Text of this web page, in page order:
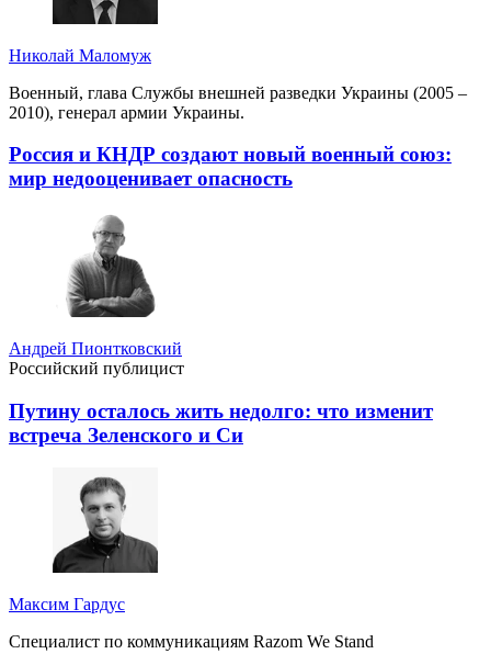
Николай Маломуж
Военный, глава Службы внешней разведки Украины (2005 –
2010), генерал армии Украины.
Россия и КНДР создают новый военный союз:
мир недооценивает опасность
Андрей Пионтковский
Российский публицист
Путину осталось жить недолго: что изменит
встреча Зеленского и Си
Максим Гардус
Специалист по коммуникациям Razom We Stand